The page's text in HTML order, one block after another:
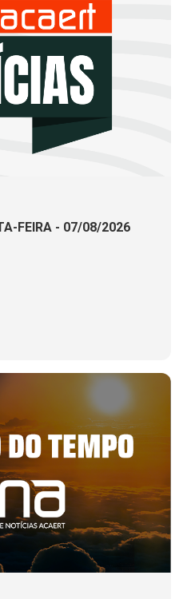
FEIRA - 07/08/2026